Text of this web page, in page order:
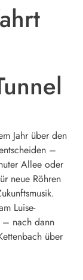
Jahr über den
–
Allee oder
neue Röhren
Luise-
– nach dann
über